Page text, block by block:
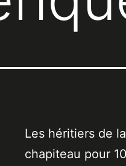
Les héritiers de
chapiteau pour